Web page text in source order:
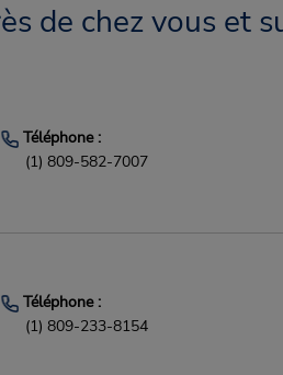
de chez vous et
Téléphone :
(1) 809-582-7007
Téléphone :
(1) 809-233-8154